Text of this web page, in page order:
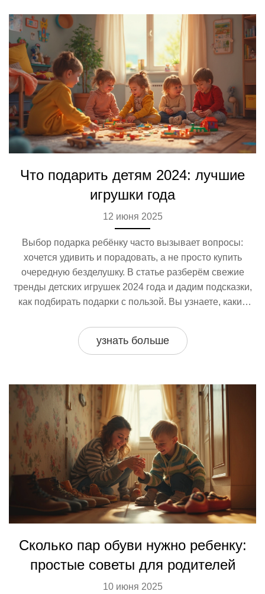
Что подарить детям 2024: лучшие
игрушки года
12 июня 2025
Выбор подарка ребёнку часто вызывает вопросы:
хочется удивить и порадовать, а не просто купить
очередную безделушку. В статье разберём свежие
тренды детских игрушек 2024 года и дадим подсказки,
как подбирать подарки с пользой. Вы узнаете, какие
возраста. Мы подскажем идеи для мальчиков и девочек
и расскажем, на что стоит обратить внимание при
ребёнку.
узнать больше
Сколько пар обуви нужно ребенку:
простые советы для родителей
10 июня 2025